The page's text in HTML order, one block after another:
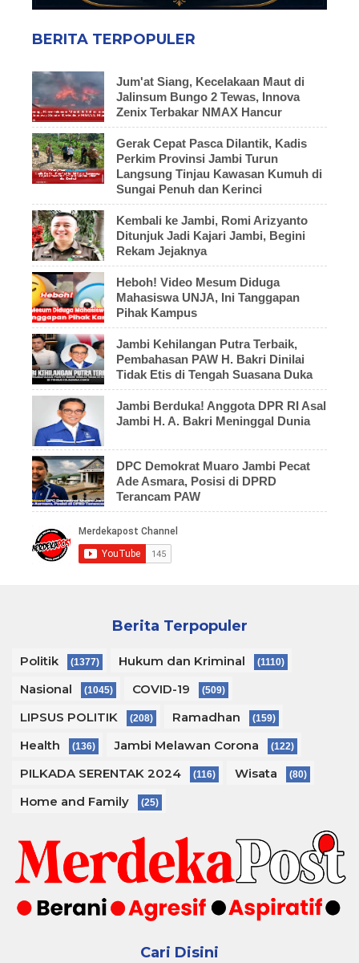
BERITA TERPOPULER
Jum'at Siang, Kecelakaan Maut di
Jalinsum Bungo 2 Tewas, Innova
Zenix Terbakar NMAX Hancur
Gerak Cepat Pasca Dilantik, Kadis
Perkim Provinsi Jambi Turun
Langsung Tinjau Kawasan Kumuh di
Sungai Penuh dan Kerinci
Kembali ke Jambi, Romi Arizyanto
Ditunjuk Jadi Kajari Jambi, Begini
Rekam Jejaknya
Heboh! Video Mesum Diduga
Mahasiswa UNJA, Ini Tanggapan
Pihak Kampus
Jambi Kehilangan Putra Terbaik,
Pembahasan PAW H. Bakri Dinilai
Tidak Etis di Tengah Suasana Duka
Jambi Berduka! Anggota DPR RI Asal
Jambi H. A. Bakri Meninggal Dunia
DPC Demokrat Muaro Jambi Pecat
Ade Asmara, Posisi di DPRD
Terancam PAW
Berita Terpopuler
Politik (1377) Hukum dan Kriminal (1110)
Nasional (1045) COVID-19 (509)
LIPSUS POLITIK (208) Ramadhan (159)
Health (136) Jambi Melawan Corona (122)
PILKADA SERENTAK 2024 (116) Wisata (80)
Home and Family (25)
Cari Disini